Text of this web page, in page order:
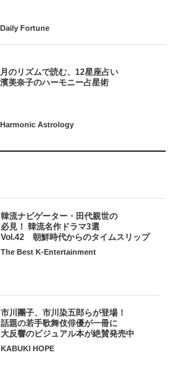
月のリズムで読む、12星座占い
韓流ナビゲーター・田代親世の
必見！ 韓流名作ドラマ3選
Vol.42 朝鮮時代からのタイムスリップ
The Best K-Entertainment
市川團子、市川染五郎らが登場！
話題の若手歌舞伎俳優が一冊に
大反響のビジュアル本が絶賛発売中
KABUKI HOPE